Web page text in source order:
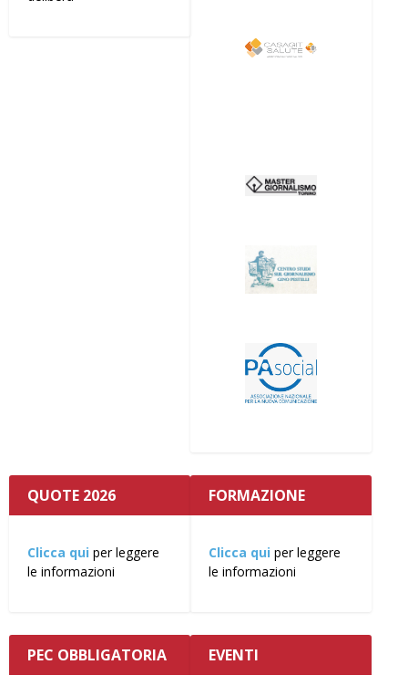
QUOTE 2026
Clicca qui per leggere
le informazioni
FORMAZIONE
Clicca qui per leggere
le informazioni
PEC OBBLIGATORIA EVENTI